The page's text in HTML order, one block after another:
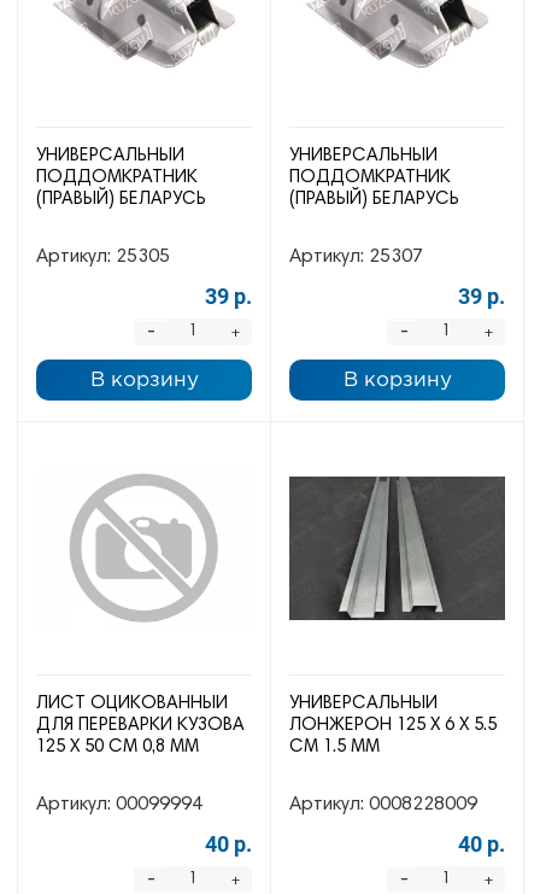
УНИВЕРСАЛЬНЫЙ
ПОДДОМКРАТНИК
(ПРАВЫЙ) БЕЛАРУСЬ
Артикул: 25305
39 р.
+
-
В корзину
УНИВЕРСАЛЬНЫЙ
ПОДДОМКРАТНИК
(ПРАВЫЙ) БЕЛАРУСЬ
Артикул: 25307
39 р.
+
-
В корзину
ЛИСТ ОЦИКОВАННЫЙ
ДЛЯ ПЕРЕВАРКИ КУЗОВА
125 Х 50 СМ 0,8 ММ
Артикул: 00099994
40 р.
+
-
УНИВЕРСАЛЬНЫЙ
ЛОНЖЕРОН 125 Х 6 Х 5.5
СМ 1.5 ММ
Артикул: 0008228009
40 р.
+
-